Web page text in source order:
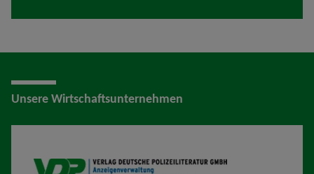
Unsere Wirtschaftsunternehmen
VDP AV